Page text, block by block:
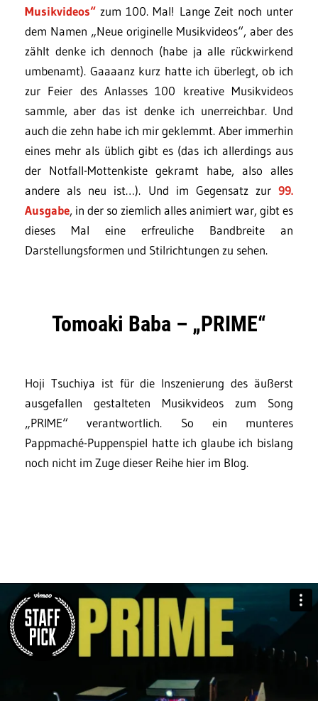
Musikvideos“ zum 100. Mal! Lange Zeit noch unter
dem Namen „Neue originelle Musikvideos“, aber des
zählt denke ich dennoch (habe ja alle rückwirkend
umbenamt). Gaaaanz kurz hatte ich überlegt, ob ich
zur Feier des Anlasses 100 kreative Musikvideos
sammle, aber das ist denke ich unerreichbar. Und
auch die zehn habe ich mir geklemmt. Aber immerhin
eines mehr als üblich gibt es (das ich allerdings aus
der Notfall-Mottenkiste gekramt habe, also alles
andere als neu ist…). Und im Gegensatz zur 99.
Ausgabe, in der so ziemlich alles animiert war, gibt es
dieses Mal eine erfreuliche Bandbreite an
Darstellungsformen und Stilrichtungen zu sehen.
Tomoaki Baba – „PRIME“
Hoji Tsuchiya ist für die Inszenierung des äußerst
ausgefallen gestalteten Musikvideos zum Song
„PRIME“ verantwortlich. So ein munteres
Pappmaché-Puppenspiel hatte ich glaube ich bislang
noch nicht im Zuge dieser Reihe hier im Blog.